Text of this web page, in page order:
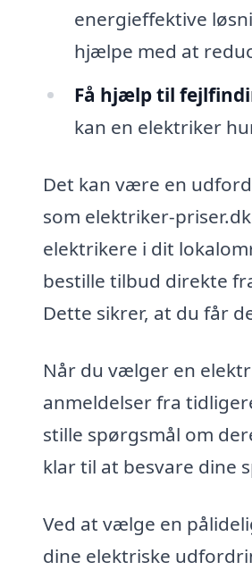
energieffektive
hjælpe med at
Få hjælp til
kan en elektriker
Det kan være en
som elektriker-
elektrikere i dit
bestille tilbud direkte
Dette sikrer, at du får
Når du vælger en
anmeldelser fra
stille spørgsmål om
klar til at besvare dine
Ved at vælge en
dine elektriske